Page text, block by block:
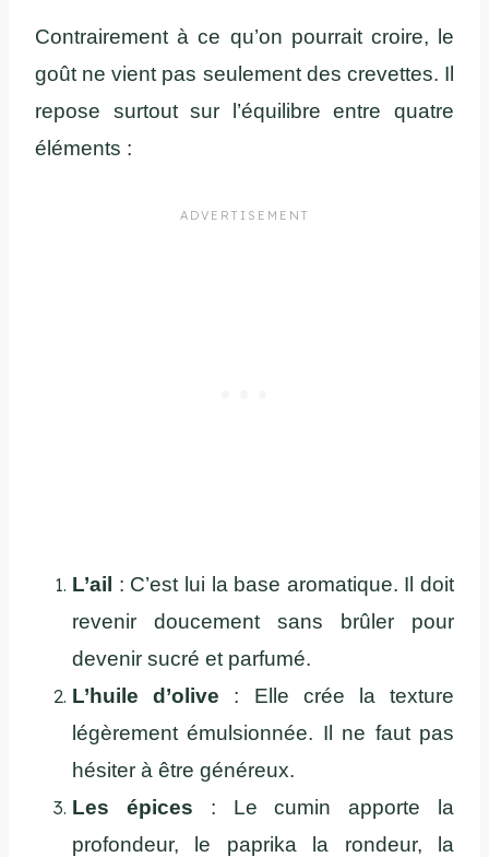
Contrairement à ce qu’on pourrait croire, le
goût ne vient pas seulement des crevettes. Il
repose surtout sur l’équilibre entre quatre
éléments :
L’ail : C’est lui la base aromatique. Il doit
revenir doucement sans brûler pour
devenir sucré et parfumé.
L’huile d’olive : Elle crée la texture
légèrement émulsionnée. Il ne faut pas
hésiter à être généreux.
Les épices : Le cumin apporte la
profondeur, le paprika la rondeur, la